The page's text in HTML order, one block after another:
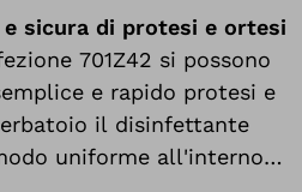
sicura di protesi e ortesi
701Z42 si possono
e rapido protesi e
il disinfettante
uniforme all'interno